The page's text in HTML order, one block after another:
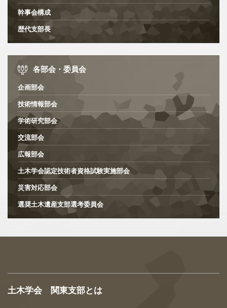
幹事会構成
歴代支部長
各部会・委員会
企画部会
技術情報部会
学術研究部会
交流部会
広報部会
土木学会認定技術者資格試験実施部会
災害対応部会
選奨土木遺産支部選考委員会
土木学会 関東支部とは